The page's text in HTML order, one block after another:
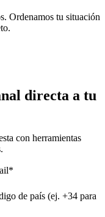
Ordenamos tu situación
directa a tu
con herramientas
*
de país (ej. +34 para